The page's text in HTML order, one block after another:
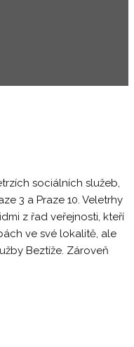
sociálních služeb,
3 a Praze 10. Veletrhy
z řad veřejnosti, kteří
ve své lokalitě, ale
Beztíže. Zároveň